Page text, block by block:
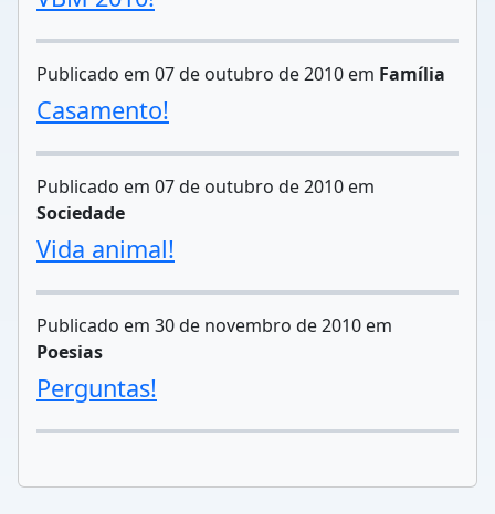
Publicado em 07 de outubro de 2010 em Família
Casamento!
Publicado em 07 de outubro de 2010 em
Sociedade
Vida animal!
Publicado em 30 de novembro de 2010 em
Poesias
Perguntas!